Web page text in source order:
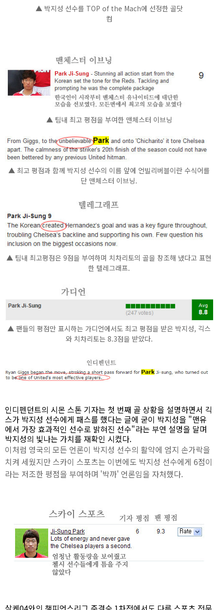
▲ 박지성 선수를 TOP of the Mach에 선정한 골닷
컴
▲ 팀내 최고 평점을 부여한 맨체스터 이브닝
▲ 최고 평점과 함께 박지성 선수의 이름 앞에 언빌리버블이란 수식어를
단 맨체스터 이브닝.
▲ 팀내 최고평점은 9점을 부여하며 치차리토의 골을 창조해 냈다고 표현
한 텔레그래프.
▲ 팬들의 평점만 표시하는 가디언에서도 최고 평점을 받은 박지성, 긱스
와 치차리토는 8.3점을 받았다.
인디펜던트의 시몬 스톤 기자는 첫 번째 골 상황을 설명하면서 긱
스가 박지성 선수에게 패스를 했다는 글에 굳이 박지성을 "맨유
에서 가장 효과적인 선수로 밝혀진 선수"라는 부연 설명을 달며
박지성의 빛나는 가치를 재확인 시켰다.
이처럼 영국의 모든 언론이 박지성 선수의 활약에 엄지 손가락을
치켜 세웠지만 스카이 스포츠는 이번에도 박지성 선수에게 6점이
라는 저조한 평점을 부여하며 '박까' 언론임을 자처했다.